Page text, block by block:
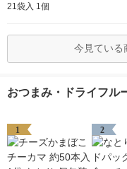
21袋入 1個
今見ている
おつまみ・ドライフル
1 2